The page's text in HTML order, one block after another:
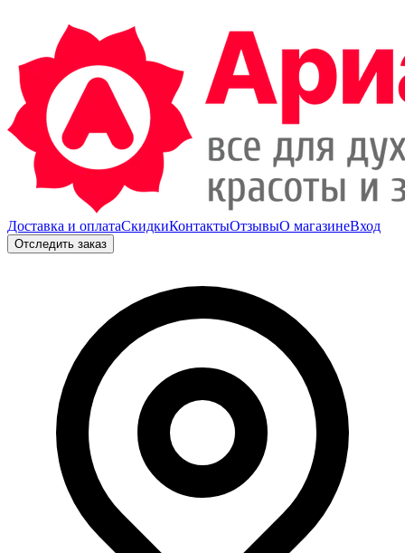
Доставка и оплатаСкидкиКонтактыОтзывыО магазинеВход
Отследить заказ